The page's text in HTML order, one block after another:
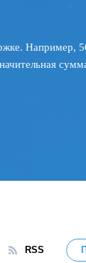
Например,
RSS